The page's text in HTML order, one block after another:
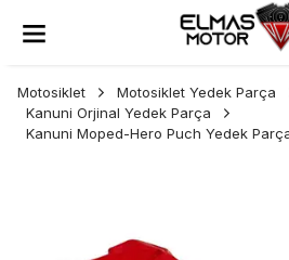
Motosiklet
Motosiklet Yedek Parça
Kanuni Orjinal Yedek Parça
Kanuni Moped-Hero Puch Yedek